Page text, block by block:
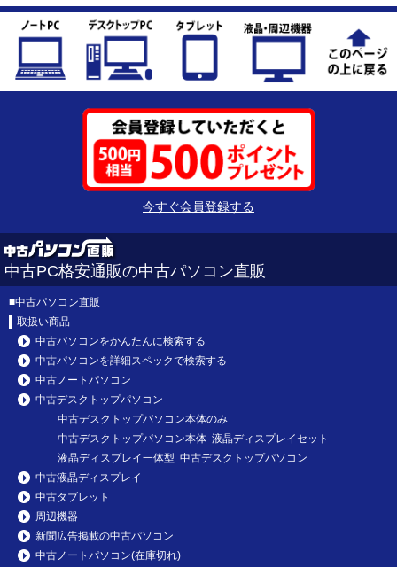
今すぐ会員登録する
中古PC格安通販の中古パソコン直販
■中古パソコン直販
取扱い商品
中古パソコンをかんたんに検索する
中古パソコンを詳細スペックで検索する
中古ノートパソコン
中古デスクトップパソコン
中古デスクトップパソコン本体のみ
中古デスクトップパソコン本体 液晶ディスプレイセット
液晶ディスプレイ一体型 中古デスクトップパソコン
中古液晶ディスプレイ
中古タブレット
周辺機器
新聞広告掲載の中古パソコン
中古ノートパソコン(在庫切れ)